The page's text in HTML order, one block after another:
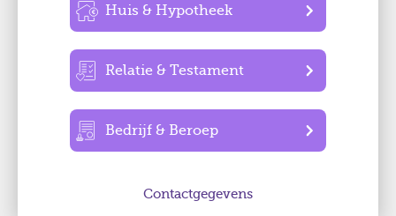
Huis & Hypotheek
Relatie & Testament
Bedrijf & Beroep
Contactgegevens